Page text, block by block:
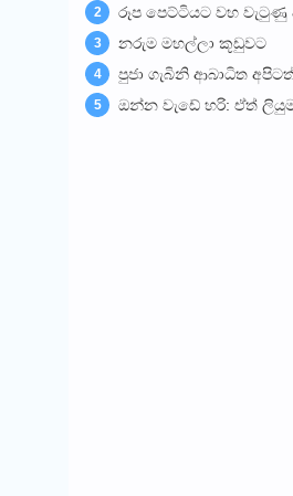
2 රූප පෙට්ටියට වහ වැටුණු
3 නරුම මහල්ලා කූඩුවට
4 පුජා ගැබිනි ආබාධිත
5 ඔන්න වැඩේ හරි: ඒත්